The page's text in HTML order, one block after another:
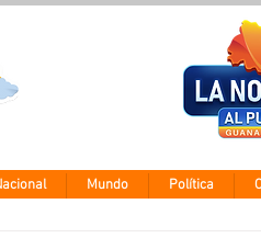
Mundo Política